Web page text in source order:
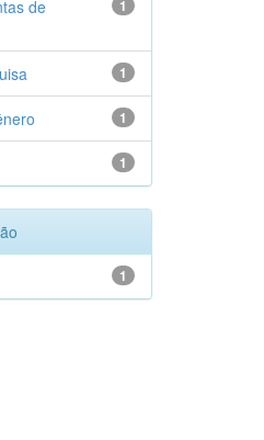
1
de
1
1
1
1